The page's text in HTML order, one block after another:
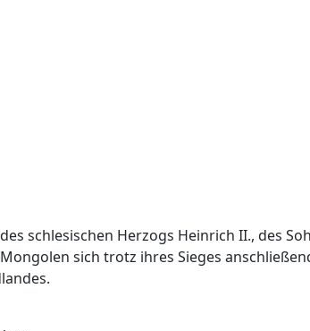
schlesischen Herzogs Heinrich II., des
sich trotz ihres Sieges